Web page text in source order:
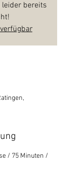
leider bereits
/ 75 Minuten /